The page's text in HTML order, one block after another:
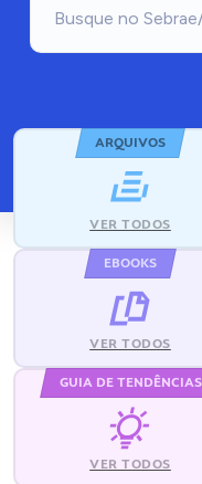
ARQUIVOS
VER TODOS
EBOOKS
VER TODOS
GUIA DE TENDÊNCIAS
VER TODOS